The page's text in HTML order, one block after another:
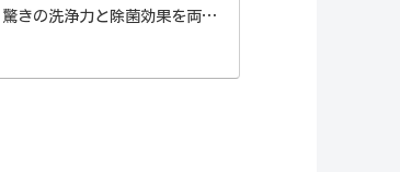
きの洗浄力と除菌効果を両立